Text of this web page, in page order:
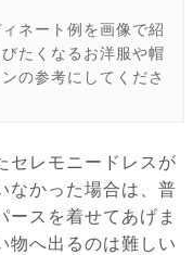
ネート例を画像で紹
たくなるお洋服や帽
の参考にしてくださ
セレモニードレスが
なかった場合は、普
ースを着せてあげま
物へ出るのは難しい